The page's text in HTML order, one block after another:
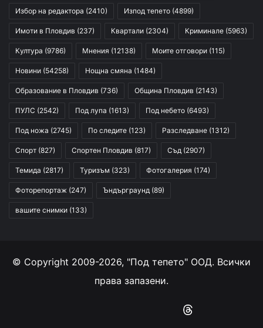
Избор на редактора (2410) Изпод тепето (4899)
Имоти в Пловдив (237) Квартали (2304) Криминале (5963)
Култура (9786) Мнения (12138) Моите отговори (115)
Новини (54258) Нощна смяна (1484)
Образование в Пловдив (736) Община Пловдив (2143)
ПУЛС (2542) Под лупа (1613) Под небето (6493)
Под ножа (2745) По следите (123) Разследване (1312)
Спорт (827) Спортен Пловдив (817) Съд (2907)
Темида (2817) Туризъм (323) Фотогалерия (174)
Фоторепортаж (247) Ъндърграунд (89)
вашите снимки (133)
© Copyright 2009-2026, "Под тепето" ООД. Всички
права запазени.
Instagram